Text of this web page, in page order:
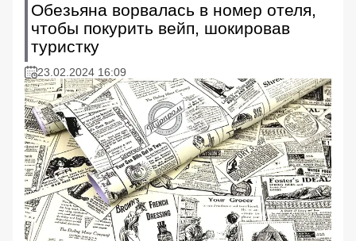
Обезьяна ворвалась в номер отеля,
чтобы покурить вейп, шокировав
туристку
23.02.2024 16:09